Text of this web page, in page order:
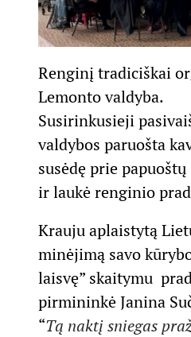
Renginį tradiciškai
Lemonto valdyba.
Susirinkusieji
valdybos paruošta
susėdę prie
ir laukė renginio
Krauju aplaistytą
minėjimą savo
laisvę” skaitymu
pirmininkė Janina
“Tą naktį sniegas